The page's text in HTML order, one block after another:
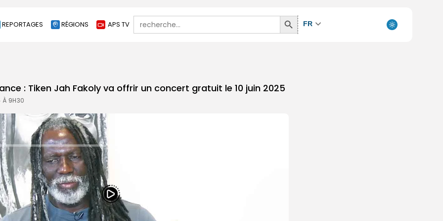
REPORTAGES RÉGIONS APS TV
Search
for:
Search
Button
FR
: Tiken Jah Fakoly va offrir un concert gratuit le 10 juin 2025
À 9H30